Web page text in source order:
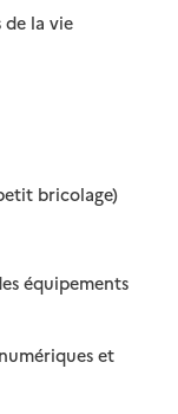
de la vie
bricolage): disponible
: non
équipements
et